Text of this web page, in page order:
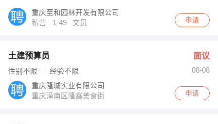
重庆至和园林开发有限公司
私营
1-49 文员 申请
土建预算员 面议
性别不限 经验不限
08-08
重庆隆城实业有限公司
重庆潼南区隆鑫美食街
申请